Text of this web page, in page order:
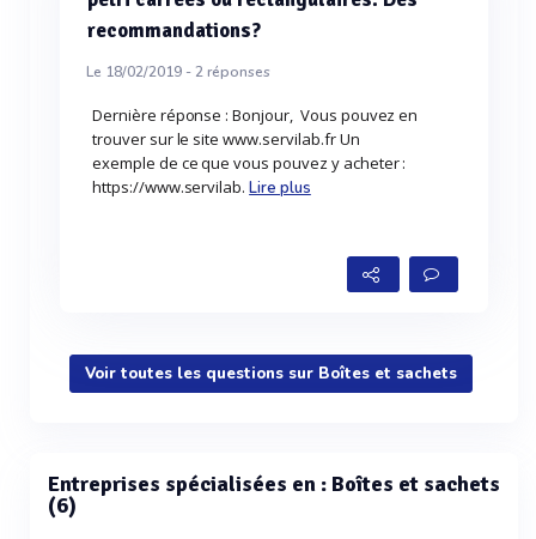
recommandations?
Le 18/02/2019 -2réponses
Dernière réponse : Bonjour, Vous pouvez en
trouver sur le site www.servilab.fr Un
exemple de ce que vous pouvez y acheter :
https://www.servilab.Lire plus
Voir toutes les questions sur Boîtes et sachets
Entreprises spécialisées en : Boîtes et sachets
(6)